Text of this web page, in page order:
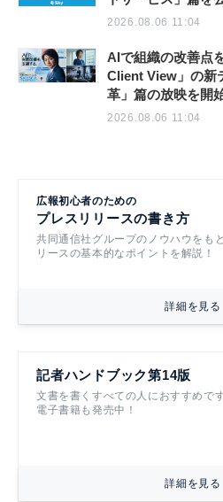
2026.08.06 11:04
AIで組織の改善点
Client View」の新
革」篇の放映を開
2026.08.06 11:04
広報初心者のための
プレスリリースの書き方
共同通信社グループのノウハウをも
リースの基本的なポイントを解説！
詳細を見る
記者ハンドブック第14版
文書を書くすべての人におすすめです
電子書籍も発売中！
詳細を見る